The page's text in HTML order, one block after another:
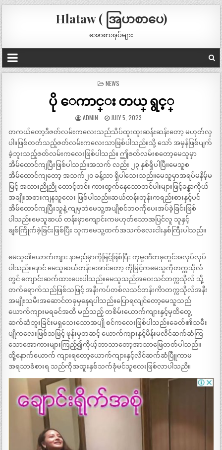
Hlataw ( အြပာစာပေ)
အောစာအုပ်များ
POSTED
NEWS
ပို ေကာင္း တယ္ ရွင့္
ADMIN JULY 5, 2023
တကယ်တော့ဒီဇတ်လမ်းကလေးသည်သိပ်ထူးထူးဆန်းဆန်းတော့ မဟုတ်လှ
ပါ။ဖြစ်တတ်သည့်ဇတ်လမ်းကလေးသာဖြစ်ပါသည်။သို့ သော် အမှန်ဖြစ်ပျက်
ခဲ့ဘူးသည့်ဇတ်လမ်းကလေးဖြစ်ပါသည်။ ဤဇတ်လမ်းစတော့မေသူမှာ
အိမ်ထောင်ကျပြီးဖြစ်ပါသည်။အသက် လည်း ၂၃ နှစ်ရှိပါပြီ။မေသူစ
အိမ်ထောင်ကျတော့ အသက်၂၀ ခန့်သာ ရှိပါသေးသည်။မေသူမှာအရပ်မနိမ့်မ
မြင့် အသားညိုညို တောင့်တင်း ကားထွက်နေသောတင်ပါးများဖြင့်ခန္ဓာကိုယ်
အချိုးအစားကျနသူလေး ဖြစ်ပါသည်။ဆယ်တန်းတုန်းကရည်းစားနှင့်ပင်
အိမ်ထောင်ကျပြီးသူနဲ့ ကျမှဘဲမေသူ့အပျိုစင်ဘဝကိုပေးအပ်ခဲ့ခြင်းဖြစ်
ပါသည်။မေသူဆယ် တန်းမှာကျောင်းကမဟုတ်သောအပြင်လူ သူနှင့်
ချစ်ကြိုက်ခဲ့ခြင်းဖြစ်ပြီး သူကမေသူ့ထက်အသက်လေးငါးနှစ်ကြီးပါသည်။
မေသူ၏ယောက်ကျား နာမည်မှာကိုမြင့်ဖြစ်ပြီး ကုမ္ပဏီတခုတွင်အလုပ်လုပ်
ပါသည်။နောင် မေသူဆယ်တန်းအောင်တော့ ကိုမြင့်ကမေသူကိုတက္ကသိုလ်
တွင် ကျောင်းဆက်ထားပေးပါသည်။မေသူသည်အဝေးသင်တက္ကသိုလ် သို့
တက်ရောက်သည်ဖြစ်သဖြင့် အနီးကပ်တစ်လသင်တန်းကိာတက္ကသိုလ်အနီး
အမျိုးသမီးအဆောင်တခုမှနေရပါသည်။ပြောရလျင်တော့မေသူသည်
ယောက်ကျားမရခင်အထိ မည်သည့် တစိမ်းယောက်ကျားနှင့်မှထိတွေ့
ဆက်ဆံဘူးခြင်းမရှသေးသောအပျို စင်ကလေးဖြစ်ပါသည်။ခေတ်၏သမီး
ပျိုကလေးဖြစ်သဖြင့် ဖုန်းမှတဆင့် ယောက်ကျားနှင့်မိန်းမလိင်ဆက်ဆံကြ
သောအောကားများကြည့်၍ကိုယ့်ဘာသာတော့အာသာဖြေတတ်ပါသည်။
ထို့နောက်ယောက် ကျားရတော့ယောက်ကျားနှင့်လိင်ဆက်ဆံပြီူကာမ
အရသာခံစားရ သည်ကိုအထူးနှစ်သက်ခုံမင်သူလေးဖြစ်လာပါသညိ။